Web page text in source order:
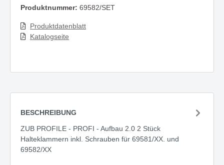
Produktnummer: 69582/SET
Produktdatenblatt
Katalogseite
BESCHREIBUNG
ZUB PROFILE - PROFI - Aufbau 2.0 2 Stück
Halteklammern inkl. Schrauben für 69581/XX. und
69582/XX